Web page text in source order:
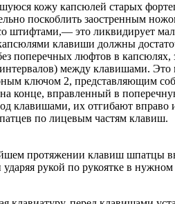
кожу капсюлей старых
поскоблить заостренным
штифтами,— это ликвидирует
клавиши должны
поперечных люфтов в
между клавишами.
ключом 2, представляющим
конце, вправленный в
клавишами, их отгибают вправо
по лицевым частям клавиш.
протяжении клавиш шпатцы
рукой по рукоятке в